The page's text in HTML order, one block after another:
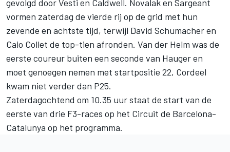
gevolgd door Vesti en Caldwell. Novalak en Sargeant
vormen zaterdag de vierde rij op de grid met hun
zevende en achtste tijd, terwijl David Schumacher en
Caio Collet de top-tien afronden. Van der Helm was de
eerste coureur buiten een seconde van Hauger en
moet genoegen nemen met startpositie 22, Cordeel
kwam niet verder dan P25.
Zaterdagochtend om 10.35 uur staat de start van de
eerste van drie F3-races op het Circuit de Barcelona-
Catalunya op het programma.